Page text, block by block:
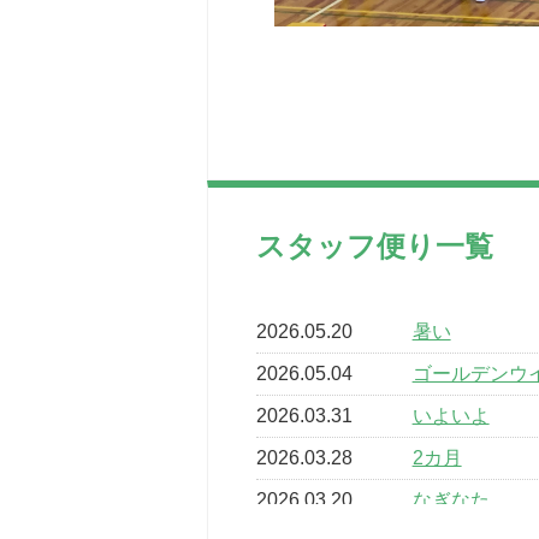
スタッフ便り一覧
2026.05.20 暑い
2026.05.04 ゴールデンウ
2026.03.31 いよいよ
2026.03.28 2カ月
2026.03.20 なぎなた